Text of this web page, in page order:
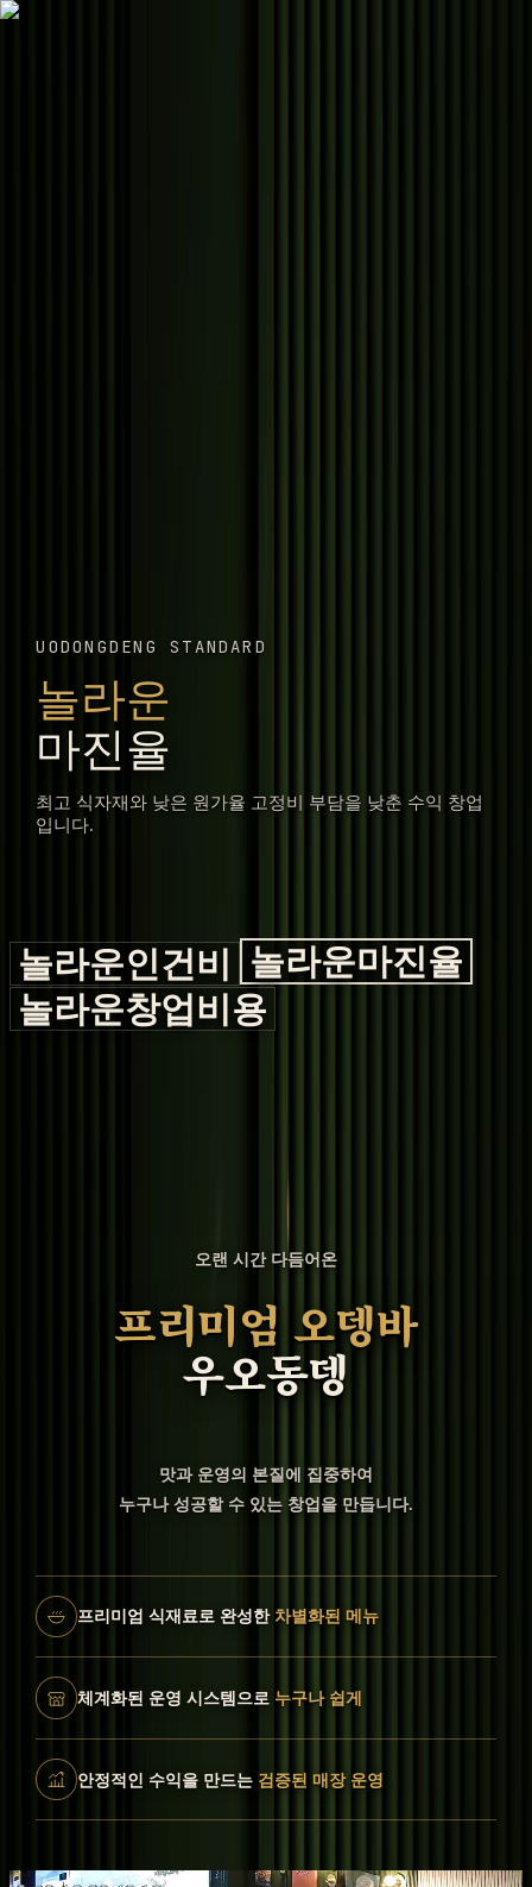
UODONGDENG STANDARD
놀라운
마진율
최고 식자재와 낮은 원가율 고정비 부담을 낮춘 수익 창업
입니다.
놀라운인건비 놀라운마진율
놀라운창업비용
오랜 시간 다듬어온
프리미엄 오뎅바
우오동뎅
맛과 운영의 본질에 집중하여
누구나 성공할 수 있는 창업을 만듭니다.
프리미엄 식재료로 완성한 차별화된 메뉴
체계화된 운영 시스템으로 누구나 쉽게
안정적인 수익을 만드는 검증된 매장 운영